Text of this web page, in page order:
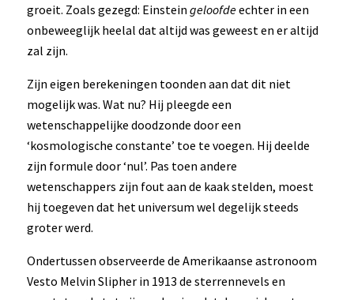
groeit. Zoals gezegd: Einstein geloofdeechter in een
onbeweeglijk heelal dat altijd was geweest en er altijd
zal zijn.
Zijn eigen berekeningen toonden aan dat dit niet
mogelijk was. Wat nu? Hij pleegde een
wetenschappelijke doodzonde door een
‘kosmologische constante’ toe te voegen. Hij deelde
zijn formule door ‘nul’. Pas toen andere
wetenschappers zijn fout aan de kaak stelden, moest
hij toegeven dat het universum wel degelijk steeds
groter werd.
Ondertussen observeerde de Amerikaanse astronoom
Vesto Melvin Slipher in 1913 de sterrennevels en